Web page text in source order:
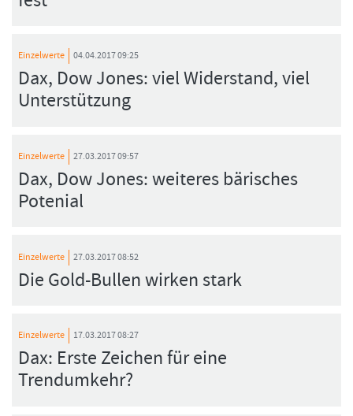
Einzelwerte 04.04.2017 09:25
Dax, Dow Jones: viel Widerstand, viel
Unterstützung
Einzelwerte 27.03.2017 09:57
Dax, Dow Jones: weiteres bärisches
Potenial
Einzelwerte 27.03.2017 08:52
Die Gold-Bullen wirken stark
Einzelwerte 17.03.2017 08:27
Dax: Erste Zeichen für eine
Trendumkehr?